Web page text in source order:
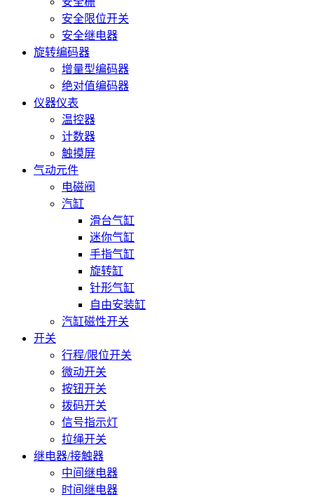
安全限位开关
安全继电器
旋转编码器
增量型编码器
绝对值编码器
仪器仪表
温控器
计数器
触摸屏
气动元件
电磁阀
汽缸
滑台气缸
迷你气缸
手指气缸
旋转缸
针形气缸
自由安装缸
汽缸磁性开关
开关
行程/限位开关
微动开关
按钮开关
拨码开关
信号指示灯
拉绳开关
继电器/接触器
中间继电器
时间继电器